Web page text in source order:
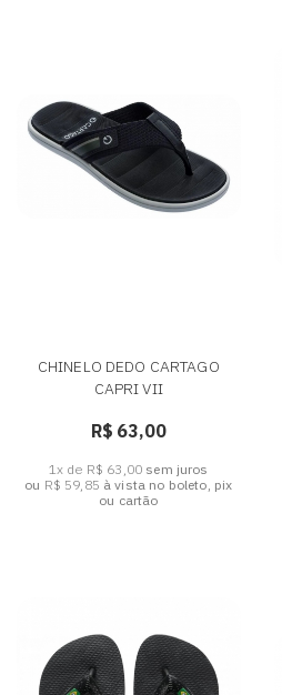
CHINELO DEDO CARTAGO
CAPRI VII
R$ 63,00
1x de R$ 63,00 sem juros
ou R$ 59,85 à vista no boleto, pix
ou cartão